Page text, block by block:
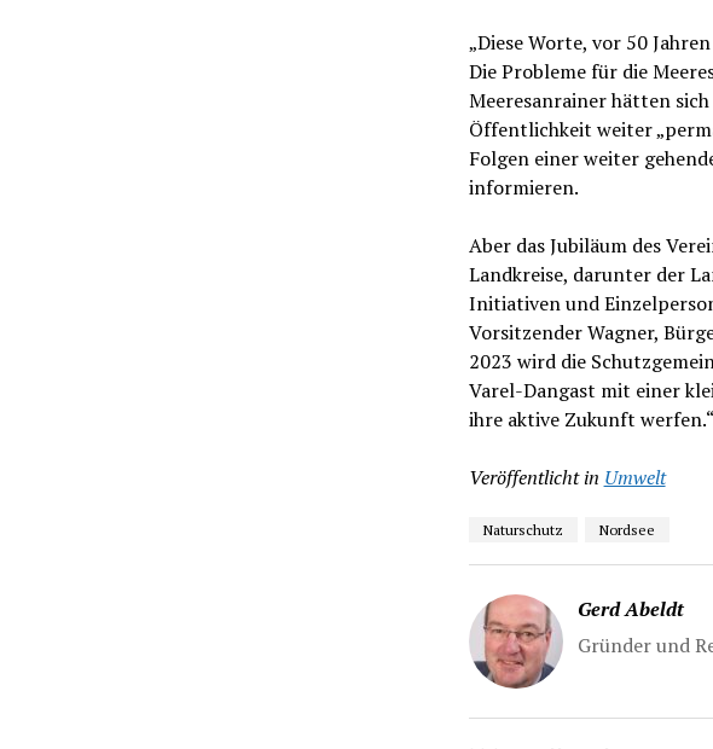
„Diese Worte, vor 50
Die Probleme für die
Meeresanrainer hätten
Öffentlichkeit weiter
Folgen einer weiter
informieren.
Aber das Jubiläum des
Landkreise, darunter der
Initiativen und
Vorsitzender Wagner,
2023 wird die
Varel-Dangast mit einer
ihre aktive Zukunft werfen.“
Veröffentlicht in Umwelt
Naturschutz Nordsee
Gerd Abeldt
Gründer und